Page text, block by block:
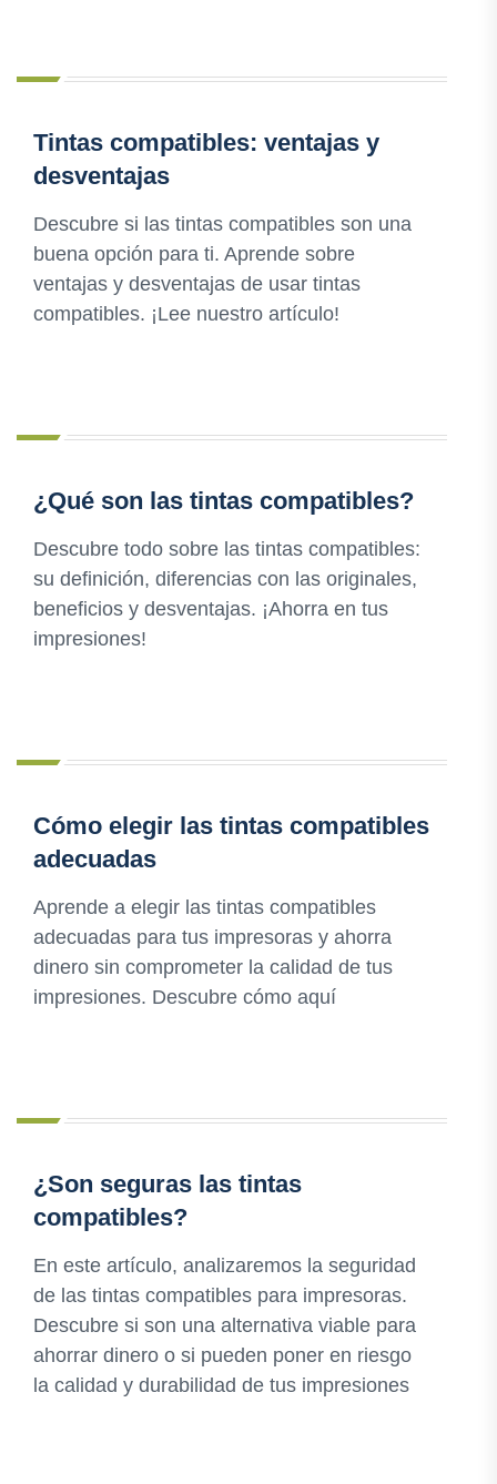
Tintas compatibles: ventajas y
desventajas
Descubre si las tintas compatibles son una
buena opción para ti. Aprende sobre
ventajas y desventajas de usar tintas
compatibles. ¡Lee nuestro artículo!
¿Qué son las tintas compatibles?
Descubre todo sobre las tintas compatibles:
su definición, diferencias con las originales,
beneficios y desventajas. ¡Ahorra en tus
impresiones!
Cómo elegir las tintas compatibles
adecuadas
Aprende a elegir las tintas compatibles
adecuadas para tus impresoras y ahorra
dinero sin comprometer la calidad de tus
impresiones. Descubre cómo aquí
¿Son seguras las tintas
compatibles?
En este artículo, analizaremos la seguridad
de las tintas compatibles para impresoras.
Descubre si son una alternativa viable para
ahorrar dinero o si pueden poner en riesgo
la calidad y durabilidad de tus impresiones